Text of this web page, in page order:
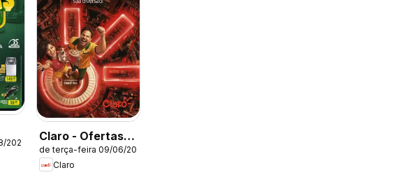
2026
Claro - Ofertas
atuais
de terça-feira 09/06/2026
Claro